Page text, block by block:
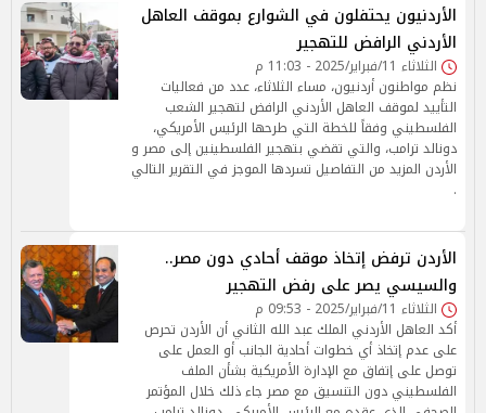
الأردنيون يحتفلون في الشوارع بموقف العاهل
الأردني الرافض للتهجير
الثلاثاء 11/فبراير/2025 - 11:03 م
نظم مواطنون أردنيون، مساء الثلاثاء، عدد من فعاليات
التأييد لموقف العاهل الأردني الرافض لتهجير الشعب
الفلسطيني وفقاً للخطة التي طرحها الرئيس الأمريكي،
دونالد ترامب، والتي تقضي بتهجير الفلسطينين إلى مصر و
الأردن المزيد من التفاصيل تسردها الموجز في التقرير التالي
.
الأردن ترفض إتخاذ موقف أحادي دون مصر..
والسيسي يصر على رفض التهجير
الثلاثاء 11/فبراير/2025 - 09:53 م
أكد العاهل الأردني الملك عبد الله الثاني أن الأردن تحرص
على عدم إتخاذ أي خطوات أحادية الجانب أو العمل على
توصل على إتفاق مع الإدارة الأمريكية بشأن الملف
الفلسطيني دون التنسيق مع مصر جاء ذلك خلال المؤتمر